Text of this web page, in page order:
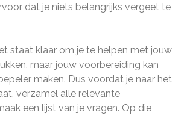
dat je niets belangrijks vergeet te
staat klaar om je te helpen met jouw
maar jouw voorbereiding kan
maken. Dus voordat je naar het
verzamel alle relevante
een lijst van je vragen. Op die